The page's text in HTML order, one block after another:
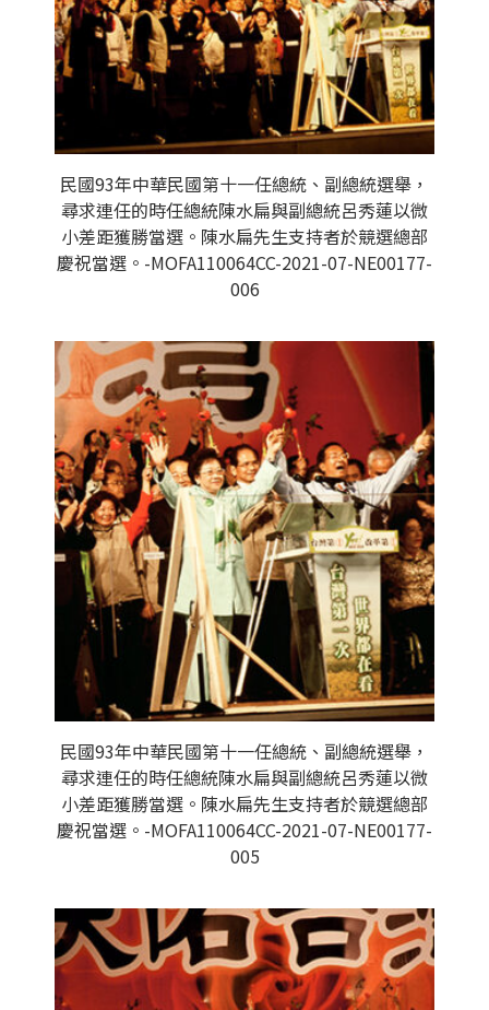
民國93年中華民國第十一任總統、副總統選舉，
尋求連任的時任總統陳水扁與副總統呂秀蓮以微
小差距獲勝當選。陳水扁先生支持者於競選總部
慶祝當選。-MOFA110064CC-2021-07-NE00177-
006
民國93年中華民國第十一任總統、副總統選舉，
尋求連任的時任總統陳水扁與副總統呂秀蓮以微
小差距獲勝當選。陳水扁先生支持者於競選總部
慶祝當選。-MOFA110064CC-2021-07-NE00177-
005